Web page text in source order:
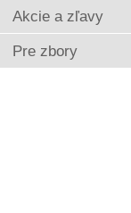
Akcie a zľavy
Pre zbory